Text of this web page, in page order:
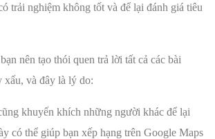
trải nghiệm không tốt và để lại đánh giá tiêu
nên tạo thói quen trả lời tất cả các bài
xấu, và đây là lý do:
khuyến khích những người khác để lại
có thể giúp bạn xếp hạng trên Google Maps